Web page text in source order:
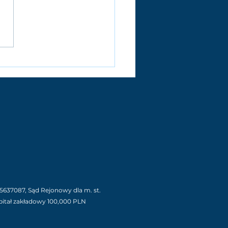
Sąd Rejonowy dla m. st.
zakładowy 100,000 PLN